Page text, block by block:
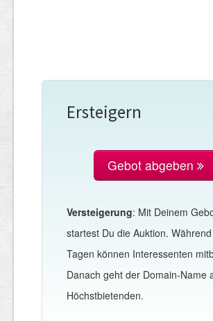
Ersteigern
Gebot abgeben
Versteigerung: Mit Deinem
startest Du die Auktion.
Tagen können Interessenten
Danach geht der Domain-Name
Höchstbietenden.